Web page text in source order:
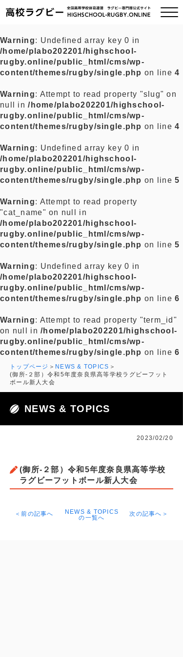
ご挨拶
全国チーム紹介
プライバシーポリシー
お問い合わせ
Warning: Undefined array key 0 in
/home/plabo202201/highschool-
rugby.online/public_html/cms/wp-
content/themes/rugby/single.php on line4
Warning: Attempt to read property "slug" on
null in/home/plabo202201/highschool-
rugby.online/public_html/cms/wp-
content/themes/rugby/single.php on line4
Warning: Undefined array key 0 in
/home/plabo202201/highschool-
rugby.online/public_html/cms/wp-
content/themes/rugby/single.php on line5
Warning: Attempt to read property
"cat_name" on null in
/home/plabo202201/highschool-
rugby.online/public_html/cms/wp-
content/themes/rugby/single.php on line5
Warning: Undefined array key 0 in
/home/plabo202201/highschool-
rugby.online/public_html/cms/wp-
content/themes/rugby/single.php on line6
Warning: Attempt to read property "term_id"
on null in/home/plabo202201/highschool-
rugby.online/public_html/cms/wp-
content/themes/rugby/single.php on line6
トップページ
NEWS & TOPICS
(御所-２部）令和5年度奈良県高等学校ラグビーフット
ボール新人大会
NEWS & TOPICS
2023/02/20
(御所-２部）令和5年度奈良県高等学校
ラグビーフットボール新人大会
＜前の記事へ
NEWS & TOPICS
の一覧へ
次の記事へ＞